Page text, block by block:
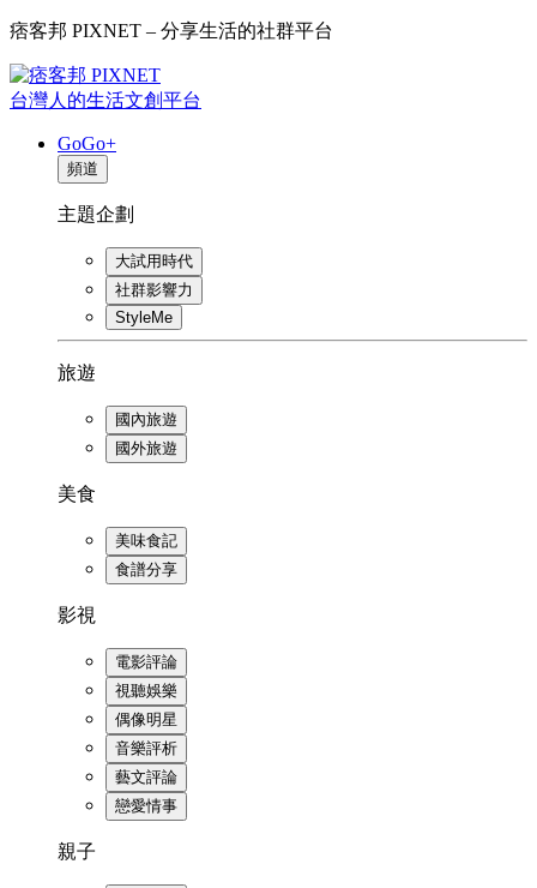
痞客邦 PIXNET – 分享生活的社群平台
台灣人的生活文創平台
GoGo+
頻道
主題企劃
大試用時代
社群影響力
StyleMe
旅遊
國內旅遊
國外旅遊
美食
美味食記
食譜分享
影視
電影評論
視聽娛樂
偶像明星
音樂評析
藝文評論
戀愛情事
親子